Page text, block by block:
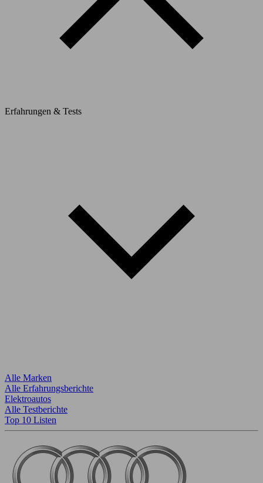
Erfahrungen & Tests
Alle Marken
Alle Erfahrungsberichte
Elektroautos
Alle Testberichte
Top 10 Listen